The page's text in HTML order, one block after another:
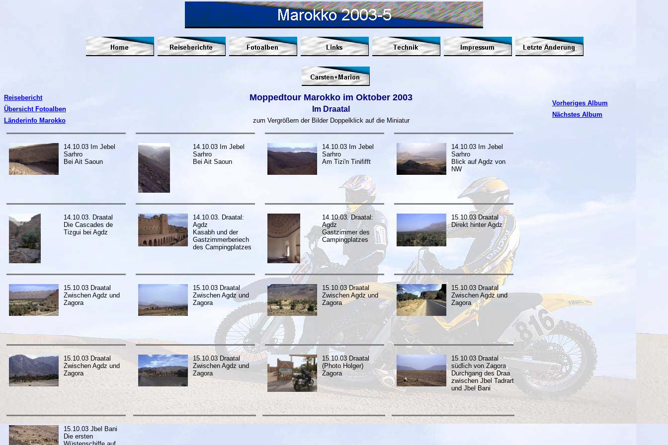
Reisebericht
Übersicht Fotoalben
Länderinfo Marokko
Moppedtour Marokko im Oktober 2003
Im Draatal
zum Vergrößern der Bilder Doppelklick auf die Miniatur
Vorheriges Album
Nächstes Album
14.10.03 Im Jebel
Sarhro
Bei Ait Saoun
14.10.03 Im Jebel
Sarhro
Bei Ait Saoun
14.10.03 Im Jebel
Sarhro
Am Tizi'n Tinififft
14.10.03 Im Jebel
Sarhro
Blick auf Agdz von
NW
14.10.03. Draatal
Die Cascades de
Tizgui bei Agdz
14.10.03. Draatal:
Agdz
Kasabh und der
Gastzimmerberiech
des Campingplatzes
14.10.03. Draatal:
Agdz
Gastzimmer des
Campingplatzes
15.10.03 Draatal
Direkt hinter Agdz
15.10.03 Draatal
Zwischen Agdz und
Zagora
15.10.03 Draatal
Zwischen Agdz und
Zagora
15.10.03 Draatal
Zwischen Agdz und
Zagora
15.10.03 Draatal
Zwischen Agdz und
Zagora
15.10.03 Draatal
Zwischen Agdz und
Zagora
15.10.03 Draatal
Zwischen Agdz und
Zagora
15.10.03 Draatal
(Photo Holger)
Zagora
15.10.03 Draatal
südlich von Zagora
Durchgang des Draa
zwischen Jbel Tadrart
und Jbel Bani
15.10.03 Jbel Bani
Die ersten